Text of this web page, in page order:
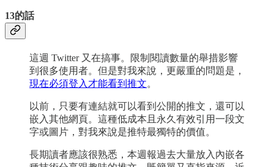
13的話
這週 Twitter 又在搞事。限制閱讀數量的舉措影響
到很多使用者。但是對我來說，更嚴重的問題是，
現在必須登入才能看到推文。
以前，只要有連結就可以看到公開的推文，還可以
嵌入其他網頁。這種低成本且永久有效引用一段文
字或圖片，對我來說是推特最獨特的價值。
長期讀者應該很熟悉，本週報過去大量放入內嵌各